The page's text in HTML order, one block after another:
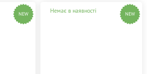
NEW Немає в наявності NEW